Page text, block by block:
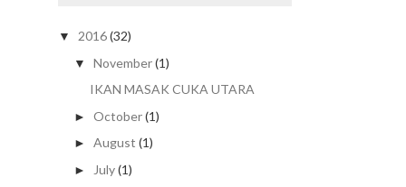
▼ 2016(32)
▼ November(1)
IKAN MASAK CUKA UTARA
► October(1)
► August (1)
► July(1)